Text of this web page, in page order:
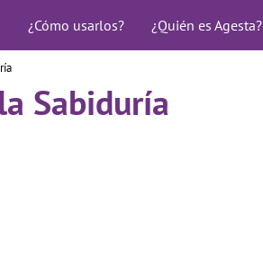
¿Cómo usarlos? ¿Quién es Agesta?
Sabiduría